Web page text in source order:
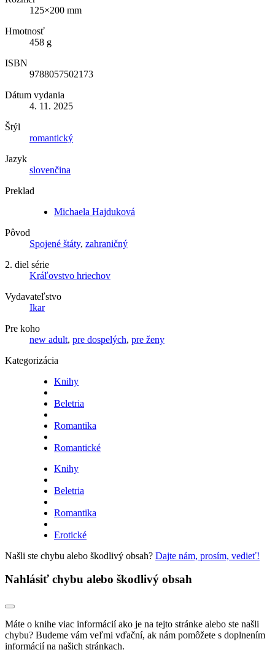
125×200 mm
Hmotnosť
458 g
ISBN
9788057502173
Dátum vydania
4. 11. 2025
Štýl
romantický
Jazyk
slovenčina
Preklad
Michaela Hajduková
Pôvod
Spojené štáty, zahraničný
2. diel série
Kráľovstvo hriechov
Vydavateľstvo
Ikar
Pre koho
new adult, pre dospelých, pre ženy
Kategorizácia
Knihy
Beletria
Romantika
Romantické
Knihy
Beletria
Romantika
Erotické
Našli ste chybu alebo škodlivý obsah? Dajte nám, prosím, vedieť!
Nahlásiť chybu alebo škodlivý obsah
Máte o knihe viac informácií ako je na tejto stránke alebo ste našli
chybu? Budeme vám veľmi vďační, ak nám pomôžete s doplnením
informácií na našich stránkach.